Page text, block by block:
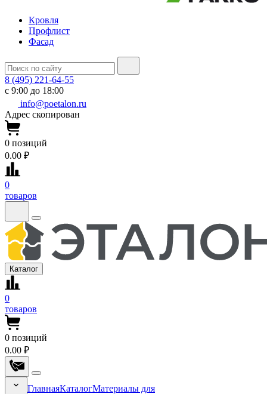
Кровля
Профлист
Фасад
8 (495) 221-64-55
с 9:00 до 18:00
info@poetalon.ru
Адрес скопирован
0 позиций
0.00 ₽
0
товаров
Каталог
0
товаров
0 позиций
0.00 ₽
ГлавнаяКаталогМатериалы для